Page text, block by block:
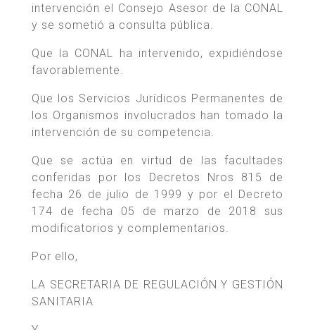
intervención el Consejo Asesor de la CONAL
y se sometió a consulta pública.
Que la CONAL ha intervenido, expidiéndose
favorablemente.
Que los Servicios Jurídicos Permanentes de
los Organismos involucrados han tomado la
intervención de su competencia.
Que se actúa en virtud de las facultades
conferidas por los Decretos Nros 815 de
fecha 26 de julio de 1999 y por el Decreto
174 de fecha 05 de marzo de 2018 sus
modificatorios y complementarios.
Por ello,
LA SECRETARIA DE REGULACIÓN Y GESTIÓN
SANITARIA